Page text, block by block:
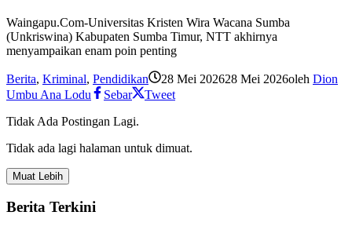
Waingapu.Com-Universitas Kristen Wira Wacana Sumba
(Unkriswina) Kabupaten Sumba Timur, NTT akhirnya
menyampaikan enam poin penting
Berita, Kriminal, Pendidikan 28 Mei 202628 Mei 2026oleh Dion
Umbu Ana Lodu
Sebar
Tweet
Tidak Ada Postingan Lagi.
Tidak ada lagi halaman untuk dimuat.
Muat Lebih
Berita Terkini